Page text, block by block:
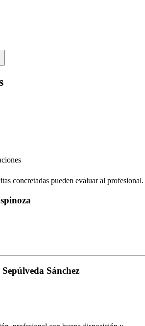
concretadas pueden evaluar al profesional.
Sánchez